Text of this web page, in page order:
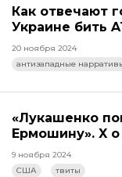
Как отвечают
Украине бить
20 ноября 2024
антизападные
«Лукашенко
Ермошину». X
9 ноября 2024
США
твиты